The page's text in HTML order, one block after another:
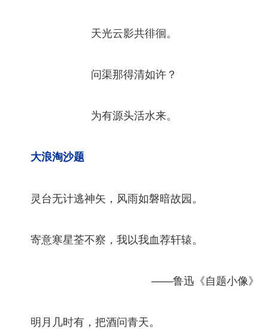
天光云影共徘徊。
问渠那得清如许？
为有源头活水来。
大浪淘沙题
灵台无计逃神矢，风雨如磐暗故园。
寄意寒星荃不察，我以我血荐轩辕。
——鲁迅《自题小像》
明月几时有，把酒问青天。